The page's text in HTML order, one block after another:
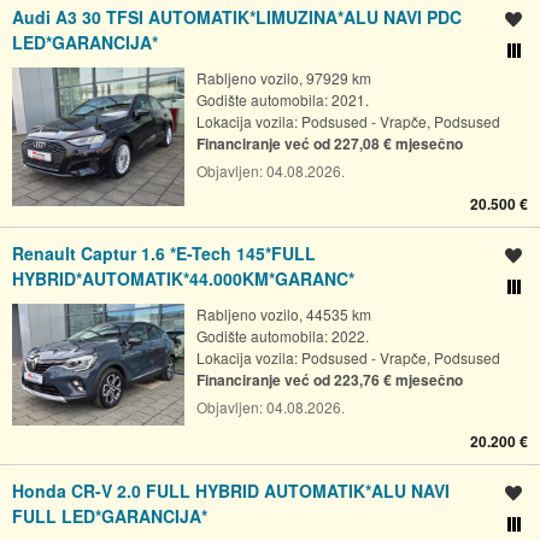
tvrtka širi svoju djelatnost i na prodaju automobila europskog
proizvođača automobila. U travnju 2003.godine tvrtka Ruting
d.o.o. postaje generalni zastupnik za automobile marke ''HONDA''
za Republiku Hrvatsku, čime je zaokružena kompaktna cjelina
koja se veže uz renomirano japansko ime ''Honda''. U 2005.
godini Ruting d.o.o. širi svoje poslovanje i u druge gradove u
Republici Hrvatskoj, u veljači otvara prodajno–servisni centar u
Zagrebu na Ljubljanskoj aveniji,a isti mjesec otvara podružnicu i u
Osijeku, u Sarajevskoj ulici 39. Uspješnim nastavkom poslovanja,
u travnju 2006. godine, u Zagrebu je otvoren novi suvremeni
prodajno-servisni centar Ruting d.o.o. u Kovinskoj 9 na području
Jankomira, koji se prostire na 15.000 m2. Novi prodajno-servisni
centar opremljen je najnovijim standardima te posjeduje
najkvalitetniju servisnu opremu. Ruting d.o.o. trenutno zapošljava
ukupno 38 djelatnika u sva tri grada (Rijeka, Zagreb, Osijek).
Audi A3 30 TFSI AUTOMATIK*LIMUZINA*ALU NAVI PDC
LED*GARANCIJA*
Rabljeno vozilo, 97929 km
Godište automobila: 2021.
Lokacija vozila: Podsused - Vrapče, Podsused
Financiranje već od 227,08 € mjesečno
Objavljen:04.08.2026.
20.500 €
Renault Captur 1.6 *E-Tech 145*FULL
HYBRID*AUTOMATIK*44.000KM*GARANC*
Rabljeno vozilo, 44535 km
Godište automobila: 2022.
Lokacija vozila: Podsused - Vrapče, Podsused
Financiranje već od 223,76 € mjesečno
Objavljen:04.08.2026.
20.200 €
Honda CR-V 2.0 FULL HYBRID AUTOMATIK*ALU NAVI
FULL LED*GARANCIJA*